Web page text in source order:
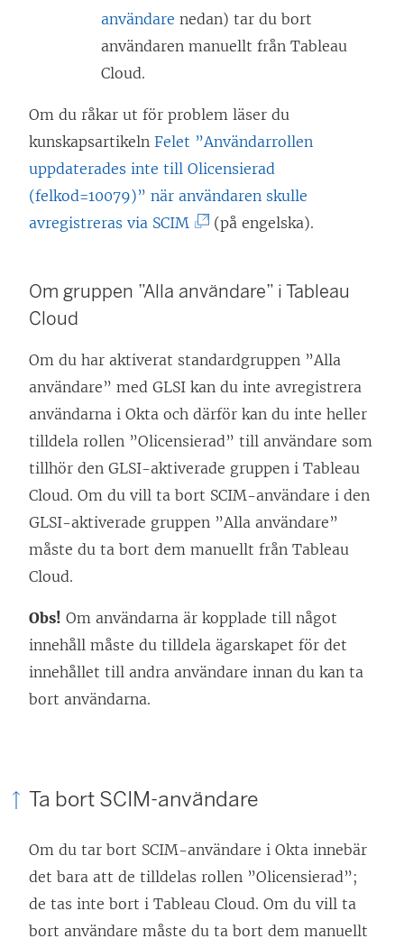
e
p
p
n
a
s
t
n
y
t
t
f
ö
n
s
r
)
användare nedan) tar du bort
användaren manuellt från Tableau
Cloud.
Om du råkar ut för problem läser du
kunskapsartikeln Felet ”Användarrollen
uppdaterades inte till Olicensierad
(felkod=10079)” när användaren skulle
avregistreras via SCIM
n
e
n
ö
p
p
n
a
s
t
t
n
n
s
t
e
(på engelska).
Om gruppen ”Alla användare” i Tableau
Cloud
Om du har aktiverat standardgruppen ”Alla
användare” med GLSI kan du inte avregistrera
användarna i Okta och därför kan du inte heller
tilldela rollen ”Olicensierad” till användare som
tillhör den GLSI-aktiverade gruppen i Tableau
Cloud. Om du vill ta bort SCIM-användare i den
GLSI-aktiverade gruppen ”Alla användare”
måste du ta bort dem manuellt från Tableau
Cloud.
Obs! Om användarna är kopplade till något
innehåll måste du tilldela ägarskapet för det
innehållet till andra användare innan du kan ta
bort användarna.
Ta bort SCIM-användare
Om du tar bort SCIM-användare i Okta innebär
det bara att de tilldelas rollen ”Olicensierad”;
de tas inte bort i Tableau Cloud. Om du vill ta
bort användare måste du ta bort dem manuellt